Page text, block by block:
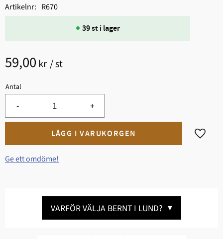
59,00 kr /st
Antal
+
-
Lägg
39 st i lager
Artikelnr R670
Ge ett omdöme!
VARFÖR VÄLJA BERNT I LUND? ▼